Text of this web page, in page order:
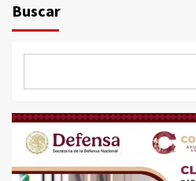
Buscar